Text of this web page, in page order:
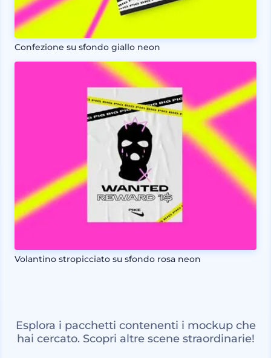
Confezione su sfondo giallo neon
Volantino stropicciato su sfondo rosa neon
Esplora i pacchetti contenenti i mockup che
hai cercato. Scopri altre scene straordinarie!